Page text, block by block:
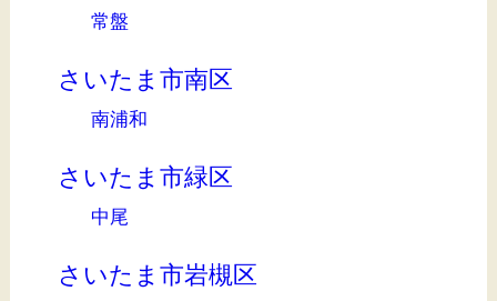
常盤
さいたま市南区
南浦和
さいたま市緑区
中尾
さいたま市岩槻区